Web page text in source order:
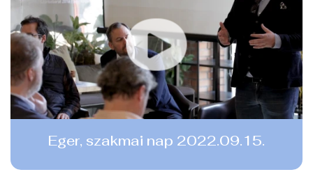
Eger, szakmai nap 2022.09.15.